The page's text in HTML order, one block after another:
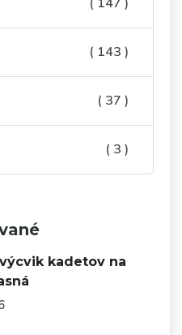
( 143 )
( 37 )
( 3 )
kadetov na